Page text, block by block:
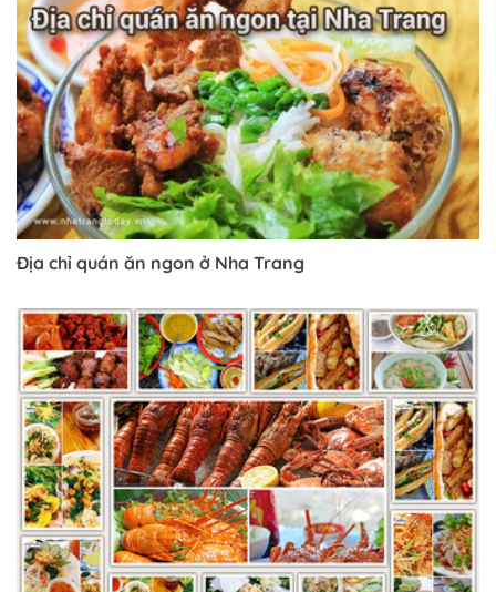
Trở về trang trước đó
Địa chỉ quán ăn ngon ở Nha Trang